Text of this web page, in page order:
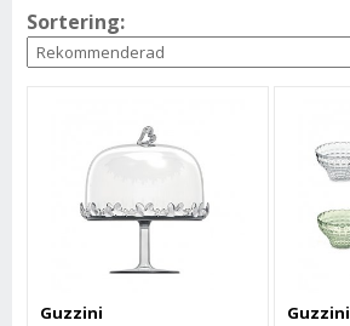
Sortering:
Guzzini Guzzini